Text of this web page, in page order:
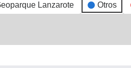
Lanzarote Otros